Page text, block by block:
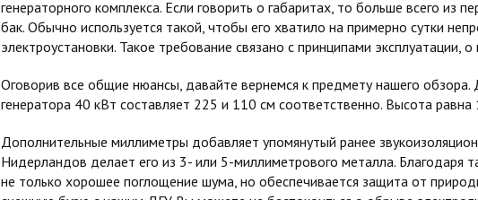
генераторного комплекса. Если говорить о габаритах, то больше всего из
бак. Обычно используется такой, чтобы его хватило на примерно сутки
электроустановки. Такое требование связано с принципами эксплуатации,
Оговорив все общие нюансы, давайте вернемся к предмету нашего
генератора 40 кВт составляет 225 и 110 см соответственно. Высота
Дополнительные миллиметры добавляет упомянутый ранее
Нидерландов делает его из 3- или 5-миллиметрового металла. Благодаря
не только хорошее поглощение шума, но обеспечивается защита от